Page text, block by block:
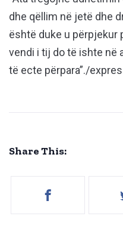
dhe qëllim në jetë dhe
është duke u përpjekur
vendi i tij do të ishte në
të ecte përpara”./
Share This: